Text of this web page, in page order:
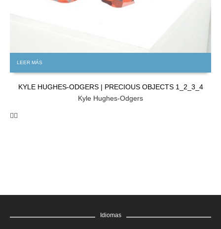
LEER MÁS
KYLE HUGHES-ODGERS | PRECIOUS OBJECTS 1_2_3_4
Kyle Hughes-Odgers
Idiomas